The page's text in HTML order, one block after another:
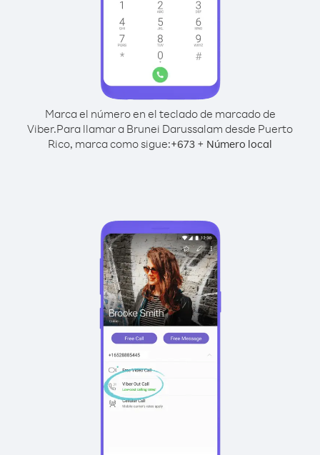
Marca el número en el teclado de marcado de
Viber.Para llamar a Brunei Darussalam desde Puerto
Rico, marca como sigue:+673 + Número local